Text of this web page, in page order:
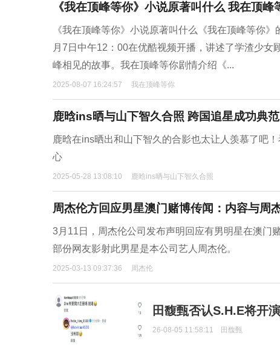
《我在顶峰等你》小说原著叫什么 我在顶峰
《我在顶峰等你》小说原著叫什么《我在顶峰等你
月7日中午12：00在优酷视频开播，讲述了学渣少
峰相见的故事。我在顶峰等你剧情介绍《...
2025-08-07 16:24:57 我在顶峰等你
鹿晗ins晒与山下智久合照 跨国追星成功典范
鹿晗在ins晒出和山下智久的合影也太让人羡慕了吧
心
2025-05-28 13:08:10 鹿晗ins晒与山下智久合照
周杰伦方回应男星澳门赌博传闻：内容与周
3月11日，周杰伦公司发布声明回应有男明星在澳门
部份网友影射此男星是本公司艺人周杰伦。
2025-03-13 09:37:36 周杰伦
田馥甄否认S.H.E将开
26-08-05 11:58:11 田馥甄